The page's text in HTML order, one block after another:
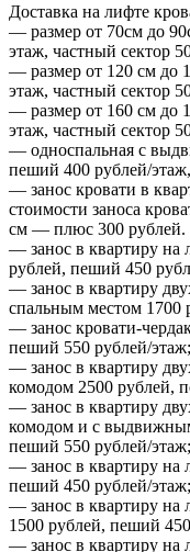
Доставка на лифте
— размер от 70см до
этаж, частный сектор
— размер от 120 см до
этаж, частный сектор
— размер от 160 см до
этаж, частный сектор
— односпальная с
пеший 400 рублей/
— занос кровати в
стоимости заноса
см — плюс 300 рублей.
— занос в квартиру на
рублей, пеший 450
— занос в квартиру
спальным местом 1700
— занос кровати-
пеший 550 рублей/этаж;
— занос в квартиру
комодом 2500 рублей,
— занос в квартиру
комодом и с
пеший 550 рублей/этаж;
— занос в квартиру на
пеший 450 рублей/этаж;
— занос в квартиру на
1500 рублей, пеший
— занос в квартиру на